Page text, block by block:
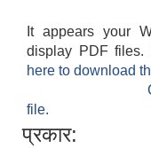
It appears your
display PDF files.
here to download
file.
प्रकार: